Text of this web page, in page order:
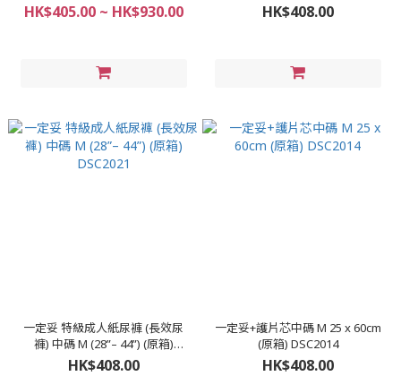
HK$405.00 ~ HK$930.00 HK$408.00
一定妥 特級成人紙尿褲 (長效尿
褲) 中碼 M (28”– 44”) (原箱)
DSC2021
HK$408.00
一定妥+護片芯中碼 M 25 x 60cm
(原箱) DSC2014
HK$408.00